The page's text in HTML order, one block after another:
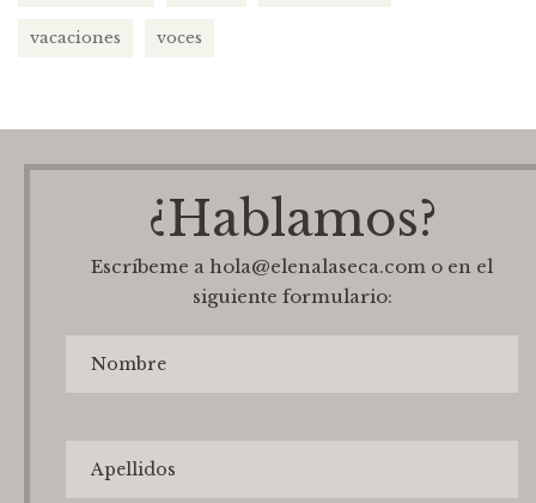
vacaciones voces
¿Hablamos?
Escríbeme a hola@elenalaseca.com o en el
siguiente formulario: